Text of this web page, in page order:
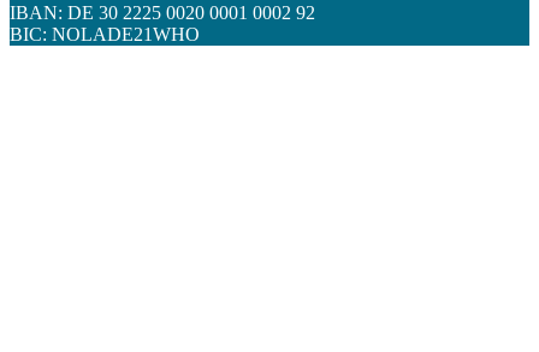
IBAN: DE 30 2225 0020 0001 0002 92
BIC: NOLADE21WHO